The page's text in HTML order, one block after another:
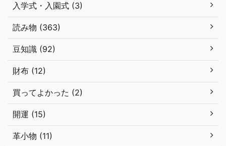
入学式・入園式 (3)
読み物 (363)
豆知識 (92)
財布 (12)
買ってよかった (2)
開運 (15)
革小物 (11)